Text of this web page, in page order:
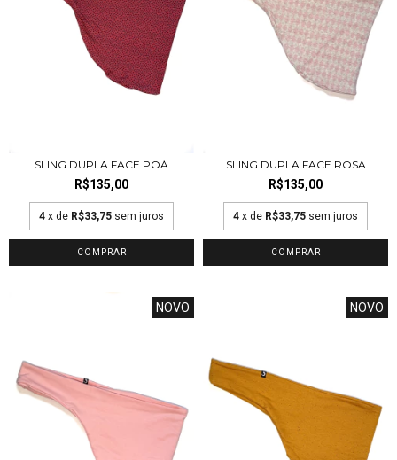
SLING DUPLA FACE POÁ
R$135,00
4 x de R$33,75 sem juros
COMPRAR
SLING DUPLA FACE ROSA
R$135,00
4 x de R$33,75 sem juros
COMPRAR
NOVO NOVO